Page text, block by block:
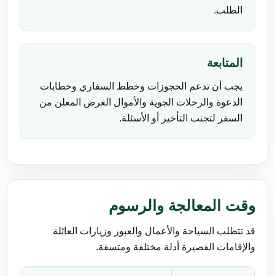
الطلب.
المتابعة
يجب أن تدعم الحجوزات وخطط السفاري وخطابات
الدعوة والرحلات الجوية والأموال الغرض المعلن من
السفر لتجنب التأخير أو الأسئلة.
وقت المعالجة والرسوم
قد تتطلب السياحة والأعمال والعبور وزيارات العائلة
والإقامات القصيرة أدلة مختلفة ومتسقة.